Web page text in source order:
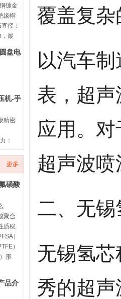
镀金
缘帽
径：
最
盘电
机-手
精密
：
与两
更多
磺酸
聚合
质稳
）
）
形
品介
覆盖复
以汽车
表，超
应用。
超声波
二、无
无锡氢
秀的超